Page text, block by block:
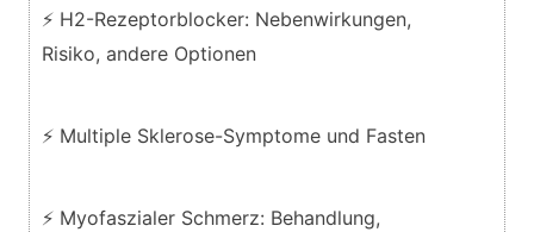
⚡ H2-Rezeptorblocker: Nebenwirkungen,
Risiko, andere Optionen
⚡ Multiple Sklerose-Symptome und Fasten
⚡ Myofaszialer Schmerz: Behandlung,